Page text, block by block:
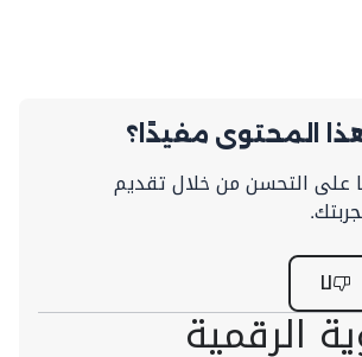
المحتوى مفيدًا؟
على التحسن من خلال تقديم
لا
الرقمية